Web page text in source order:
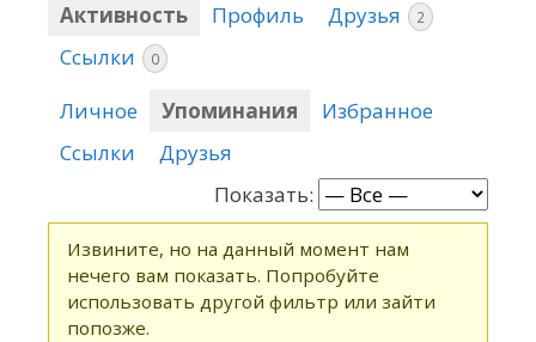
Активность Профиль Друзья 2
Ссылки 0
Личное Упоминания
Избранное
Ссылки
Друзья
Показать:
Извините, но на данный момент нам
нечего вам показать. Попробуйте
использовать другой фильтр или зайти
попозже.